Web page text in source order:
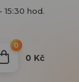
15:30 hod.
0
0 Kč